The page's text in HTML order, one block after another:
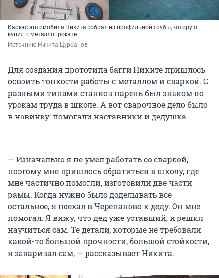
Каркас автомобиля Никита собрал из профильной трубы, которую
купил в металлопрокате
Источник: Никита Цурбанов
Для создания прототипа багги Никите пришлось
освоить тонкости работы с металлом и сваркой. С
разными типами станков парень был знаком по
урокам труда в школе. А вот сварочное дело было
в новинку: помогали наставники и дедушка.
— Изначально я не умел работать со сваркой,
поэтому мне пришлось обратиться в школу, где
мне частично помогли, изготовили две части
рамы. Когда нужно было доделывать все
остальное, я поехал в Черепаново к деду. Он мне
помогал. Я вижу, что дед уже уставший, и решил
научиться сам. Те детали, которые не требовали
какой-то большой прочности, большой стойкости,
я заваривал сам, — рассказывает Никита.